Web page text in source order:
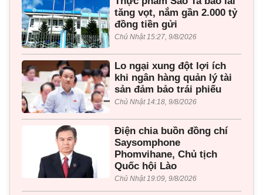
tăng vọt, nắm gần 2.000 tỷ
đồng tiền gửi
Chủ Nhật 15:27, 9/8/2026
Lo ngại xung đột lợi ích
khi ngân hàng quản lý tài
sản đảm bảo trái phiếu
Chủ Nhật 14:18, 9/8/2026
Điện chia buồn đồng chí
Saysomphone
Phomvihane, Chủ tịch
Quốc hội Lào
Chủ Nhật 19:09, 9/8/2026